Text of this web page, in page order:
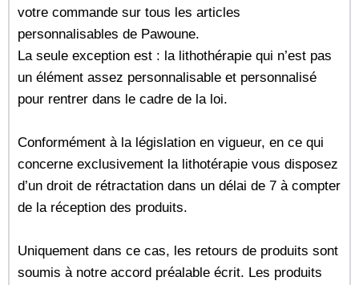
votre commande sur tous les articles
personnalisables de Pawoune.
La seule exception est : la lithothérapie qui n’est pas
un élément assez personnalisable et personnalisé
pour rentrer dans le cadre de la loi.
Conformément à la législation en vigueur, en ce qui
concerne exclusivement la lithotérapie vous disposez
d’un droit de rétractation dans un délai de 7 à compter
de la réception des produits.
Uniquement dans ce cas, les retours de produits sont
soumis à notre accord préalable écrit. Les produits